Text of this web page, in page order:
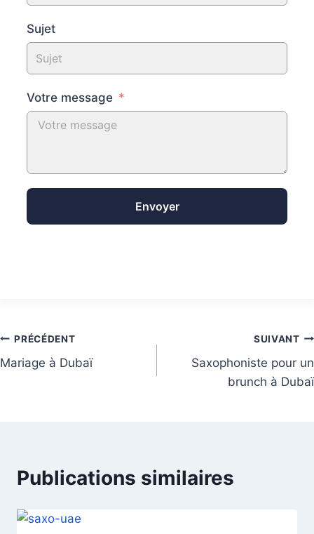
Sujet
Votre message
Envoyer
PRÉCÉDENT
Mariage à Dubaï
SUIVANT
Saxophoniste pour un
brunch à Dubaï
Publications similaires